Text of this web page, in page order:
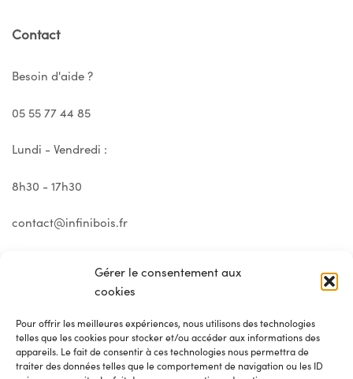
Gérer le consentement aux
cookies
Pour offrir les meilleures expériences, nous utilisons des technologies
telles que les cookies pour stocker et/ou accéder aux informations des
appareils. Le fait de consentir à ces technologies nous permettra de
traiter des données telles que le comportement de navigation ou les ID
3 avis
Contact
Besoin d'aide ?
05 55 77 44 85
Lundi - Vendredi :
8h30 - 17h30
contact@infinibois.fr